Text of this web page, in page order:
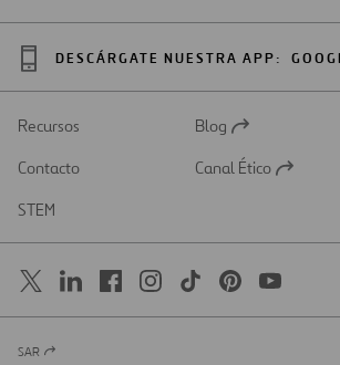
DESCÁRGATE NUESTRA APP:
Recursos
Abrir
una
Blog
Contacto
Abrir
Canal Ético
STEM
Abrir
SAR